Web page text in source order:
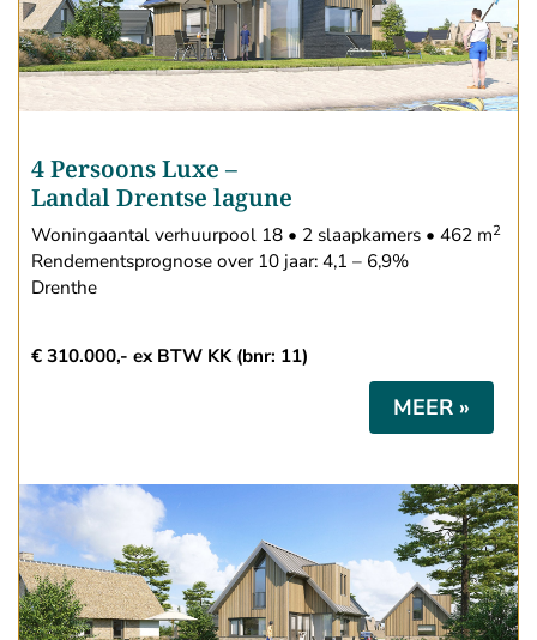
4 Persoons Luxe –
Landal Drentse lagune
Woningaantal verhuurpool 18 • 2 slaapkamers • 462 m2
Rendementsprognose over 10 jaar: 4,1 – 6,9%
Drenthe
€ 310.000,- ex BTW KK (bnr: 11)
MEER »